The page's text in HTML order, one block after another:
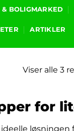
& BOLIGMARKED
ARTIKLER
Viser alle 3
for
løsningen